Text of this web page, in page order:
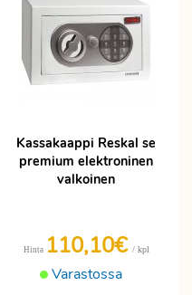
Kassakaappi Reskal se
premium elektroninen
valkoinen
Varastossa
Hinta 110,10€ / kpl